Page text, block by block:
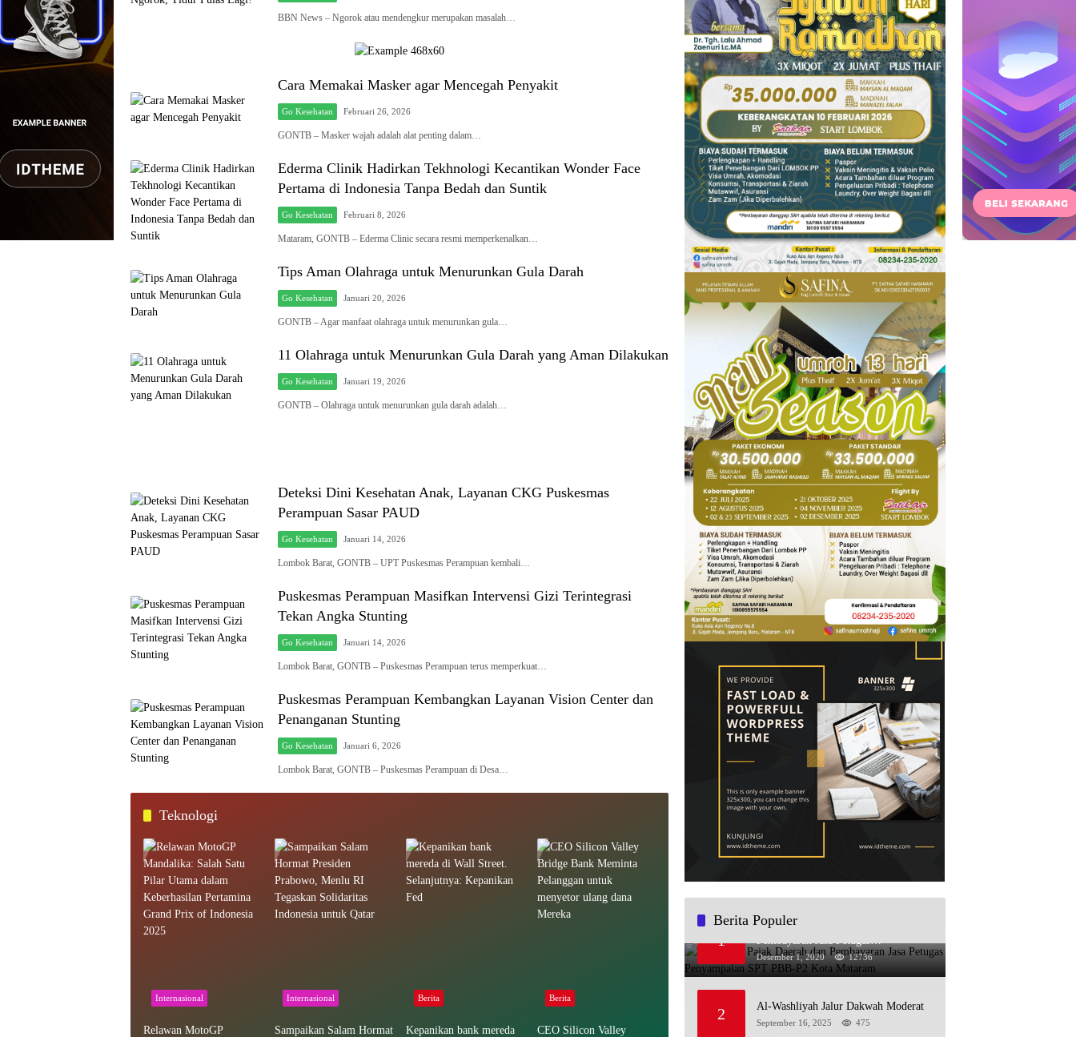
BBN News – Ngorok atau mendengkur merupakan masalah…
Cara Memakai Masker agar Mencegah Penyakit
Go Kesehatan Februari 26, 2026
GONTB – Masker wajah adalah alat penting dalam…
Ederma Clinik Hadirkan Tekhnologi Kecantikan Wonder Face
Pertama di Indonesia Tanpa Bedah dan Suntik
Go Kesehatan Februari 8, 2026
Mataram, GONTB – Ederma Clinic secara resmi memperkenalkan…
Tips Aman Olahraga untuk Menurunkan Gula Darah
Go Kesehatan Januari 20, 2026
GONTB – Agar manfaat olahraga untuk menurunkan gula…
11 Olahraga untuk Menurunkan Gula Darah yang Aman Dilakukan
Go Kesehatan Januari 19, 2026
GONTB – Olahraga untuk menurunkan gula darah adalah…
Deteksi Dini Kesehatan Anak, Layanan CKG Puskesmas
Perampuan Sasar PAUD
Go Kesehatan Januari 14, 2026
Lombok Barat, GONTB – UPT Puskesmas Perampuan kembali…
Puskesmas Perampuan Masifkan Intervensi Gizi Terintegrasi
Tekan Angka Stunting
Go Kesehatan Januari 14, 2026
Lombok Barat, GONTB – Puskesmas Perampuan terus memperkuat…
Puskesmas Perampuan Kembangkan Layanan Vision Center dan
Penanganan Stunting
Go Kesehatan Januari 6, 2026
Lombok Barat, GONTB – Puskesmas Perampuan di Desa…
Teknologi
Internasional
Relawan MotoGP
Internasional
Sampaikan Salam Hormat
Berita
Kepanikan bank mereda
Berita
CEO Silicon Valley
Berita Populer
1
Sosialisasi Pajak Daerah dan
Penyampaian SPT PBB-P2 Kota
Mataram
Desember 1, 2020 12736
2 Al-Washliyah Jalur Dakwah Moderat
September 16, 2025 475